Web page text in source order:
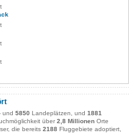
und 5850 Landeplätzen, und 1881
über 2,8 Millionen Orte
die bereits 2188 Fluggebiete adoptiert,